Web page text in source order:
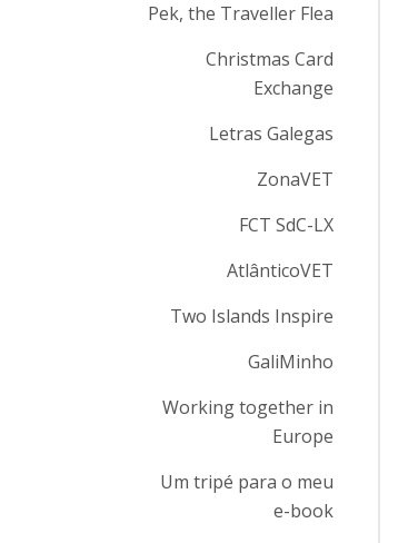
Pek, the Traveller Flea
Christmas Card
Exchange
Letras Galegas
ZonaVET
FCT SdC-LX
AtlânticoVET
Two Islands Inspire
GaliMinho
Working together in
Europe
Um tripé para o meu
e-book